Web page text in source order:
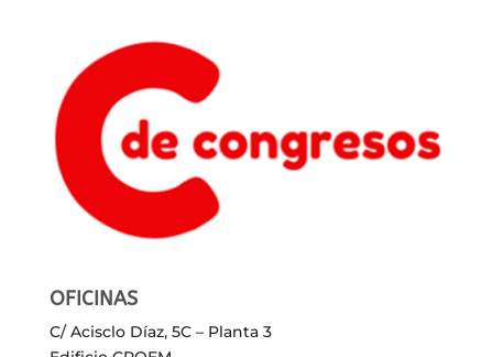
OFICINAS
C/ Acisclo Díaz, 5C – Planta 3